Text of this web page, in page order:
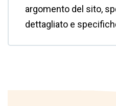
argomento del sito,
dettagliato e